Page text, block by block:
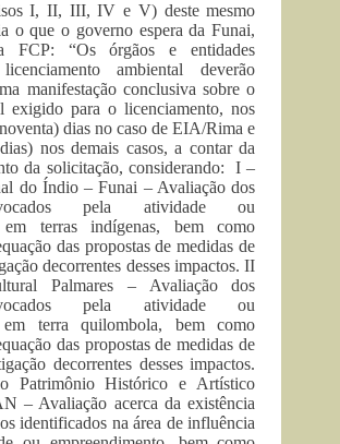
I, II, III, IV e V) deste mesmo
o que o governo espera da Funai,
“Os órgãos e entidades
ambiental deverão
manifestação conclusiva sobre o
exigido para o licenciamento, nos
dias no caso de EIA/Rima e
nos demais casos, a contar da
da solicitação, considerando: I –
do Índio – Funai – Avaliação dos
pela atividade ou
em terras indígenas, bem como
das propostas de medidas de
decorrentes desses impactos. II
Palmares – Avaliação dos
pela atividade ou
em terra quilombola, bem como
das propostas de medidas de
decorrentes desses impactos.
Patrimônio Histórico e Artístico
– Avaliação acerca da existência
identificados na área de influência